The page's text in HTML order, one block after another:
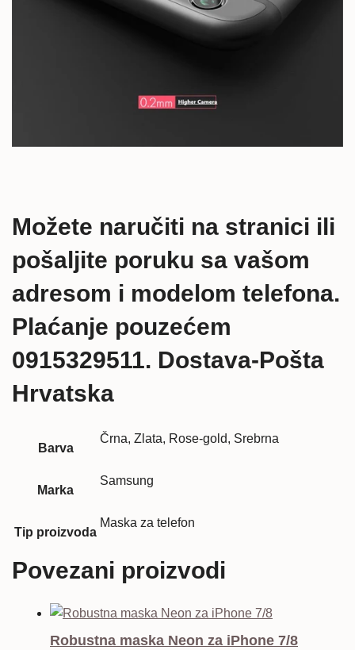
Možete naručiti na stranici ili
pošaljite poruku sa vašom
adresom i modelom telefona.
Plaćanje pouzećem
0915329511. Dostava-Pošta
Hrvatska
Barva
Črna, Zlata, Rose-gold, Srebrna
Marka
Samsung
Tip proizvoda
Maska za telefon
Povezani proizvodi
Robustna maska Neon za iPhone 7/8